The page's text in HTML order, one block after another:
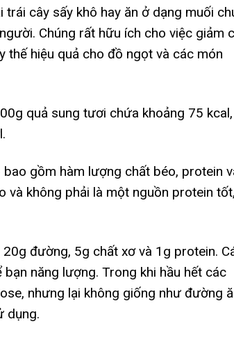
cây sấy khô hay ăn ở dạng muối
Chúng rất hữu ích cho việc giảm
thế hiệu quả cho đồ ngọt và các món
quả sung tươi chứa khoảng 75 kcal,
gồm hàm lượng chất béo, protein
và không phải là một nguồn protein
đường, 5g chất xơ và 1g protein.
năng lượng. Trong khi hầu hết các
nhưng lại không giống như đường
dụng.